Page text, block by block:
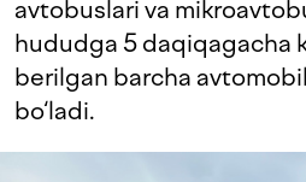
avtobuslari va
hududga 5 daqiqagacha
berilgan barcha
bo‘ladi.